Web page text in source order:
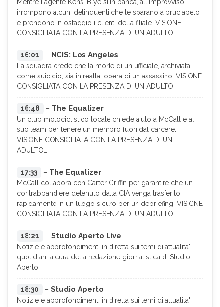
Mentre l'agente Kensi Blye si in banca, all'improvviso
irrompono alcuni delinquenti che le sparano a bruciapelo
e prendono in ostaggio i clienti della filiale. VISIONE
CONSIGLIATA CON LA PRESENZA DI UN ADULTO.
16:01 – NCIS: Los Angeles
La squadra crede che la morte di un ufficiale, archiviata
come suicidio, sia in realta' opera di un assassino. VISIONE
CONSIGLIATA CON LA PRESENZA DI UN ADULTO.
16:48 – The Equalizer
Un club motociclistico locale chiede aiuto a McCall e al
suo team per tenere un membro fuori dal carcere.
VISIONE CONSIGLIATA CON LA PRESENZA DI UN
ADULTO…
17:33 – The Equalizer
McCall collabora con Carter Griffin per garantire che un
contrabbandiere detenuto dalla CIA venga trasferito
rapidamente in un luogo sicuro per un debriefing. VISIONE
CONSIGLIATA CON LA PRESENZA DI UN ADULTO…
18:21 – Studio Aperto Live
Notizie e approfondimenti in diretta sui temi di attualita'
quotidiani a cura della redazione giornalistica di Studio
Aperto.
18:30 – Studio Aperto
Notizie e approfondimenti in diretta sui temi di attualita'